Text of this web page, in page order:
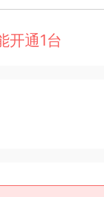
开通1台